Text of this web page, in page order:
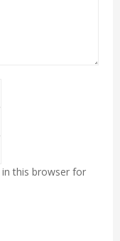
this browser for